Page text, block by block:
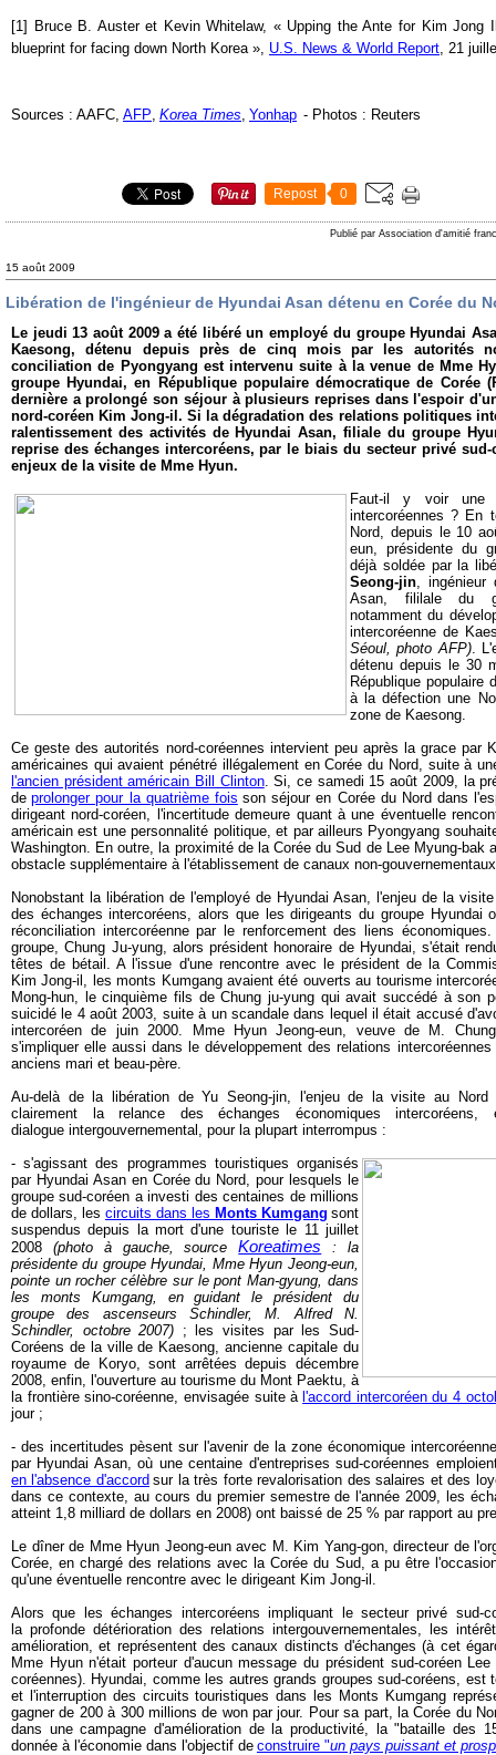
[1] Bruce B. Auster et Kevin Whitelaw, « Upping the Ante for Kim Jong
blueprint for facing down North Korea », U.S. News & World Report, 21
Sources : AAFC, AFP, Korea Times, Yonhap - Photos : Reuters
Repost 0
Publié par Association d'amitié
15 août 2009
Libération de l'ingénieur de Hyundai Asan détenu en Corée du
Le jeudi 13 août 2009 a été libéré un employé du groupe Hyundai
Kaesong, détenu depuis près de cinq mois par les autorités
conciliation de Pyongyang est intervenu suite à la venue de Mme
groupe Hyundai, en République populaire démocratique de Corée
dernière a prolongé son séjour à plusieurs reprises dans l'espoir
nord-coréen Kim Jong-il. Si la dégradation des relations politiques
ralentissement des activités de Hyundai Asan, filiale du groupe
reprise des échanges intercoréens, par le biais du secteur privé
enjeux de la visite de Mme Hyun.
Faut-il y voir une
intercoréennes ? En
Nord, depuis le 10
eun, présidente du
déjà soldée par la
Seong-jin ,
Asan, fililale du
notamment du
intercoréenne de
Séoul, photo AFP).
détenu depuis le 30
République populaire
à la défection une
zone de Kaesong.
Ce geste des autorités nord-coréennes intervient peu après la grace par
américaines qui avaient pénétré illégalement en Corée du Nord, suite à
l'ancien président américain Bill Clinton. Si, ce samedi 15 août 2009, la
de prolonger pour la quatrième fois son séjour en Corée du Nord dans
dirigeant nord-coréen, l'incertitude demeure quant à une éventuelle
américain est une personnalité politique, et par ailleurs Pyongyang
Washington. En outre, la proximité de la Corée du Sud de Lee Myung-bak
obstacle supplémentaire à l'établissement de canaux non-
Nonobstant la libération de l'employé de Hyundai Asan, l'enjeu de la
des échanges intercoréens, alors que les dirigeants du groupe Hyundai
réconciliation intercoréenne par le renforcement des liens
groupe, Chung Ju-yung, alors président honoraire de Hyundai, s'était
têtes de bétail. A l'issue d'une rencontre avec le président de la
Kim Jong-il, les monts Kumgang avaient été ouverts au tourisme
Mong-hun, le cinquième fils de Chung ju-yung qui avait succédé à son
suicidé le 4 août 2003, suite à un scandale dans lequel il était accusé
intercoréen de juin 2000. Mme Hyun Jeong-eun, veuve de M.
s'impliquer elle aussi dans le développement des relations
anciens mari et beau-père.
Au-delà de la libération de Yu Seong-jin, l'enjeu de la visite au Nord
clairement la relance des échanges économiques
dialogue intergouvernemental, pour la plupart interrompus :
- s'agissant des programmes touristiques organisés
par Hyundai Asan en Corée du Nord, pour lesquels le
groupe sud-coréen a investi des centaines de millions
de dollars, les circuits dans les Monts Kumgang sont
suspendus depuis la mort d'une touriste le 11 juillet
2008 (photo à gauche, sourceKoreatimes : la
présidente du groupe Hyundai, Mme Hyun Jeong-eun,
pointe un rocher célèbre sur le pont Man-gyung, dans
les monts Kumgang, en guidant le président du
groupe des ascenseurs Schindler, M. Alfred N.
Schindler, octobre 2007) ; les visites par les Sud-
Coréens de la ville de Kaesong, ancienne capitale du
royaume de Koryo, sont arrêtées depuis décembre
2008, enfin, l'ouverture au tourisme du Mont Paektu, à
la frontière sino-coréenne, envisagée suite à l'accord intercoréen du 4
jour ;
- des incertitudes pèsent sur l'avenir de la zone économique
par Hyundai Asan, où une centaine d'entreprises sud-coréennes
en l'absence d'accord sur la très forte revalorisation des salaires et des
dans ce contexte, au cours du premier semestre de l'année 2009, les
atteint 1,8 milliard de dollars en 2008) ont baissé de 25 % par rapport au
Le dîner de Mme Hyun Jeong-eun avec M. Kim Yang-gon, directeur de
Corée, en chargé des relations avec la Corée du Sud, a pu être
qu'une éventuelle rencontre avec le dirigeant Kim Jong-il.
Alors que les échanges intercoréens impliquant le secteur privé sud-
la profonde détérioration des relations intergouvernementales, les
amélioration, et représentent des canaux distincts d'échanges (à cet
Mme Hyun n'était porteur d'aucun message du président sud-coréen
coréennes). Hyundai, comme les autres grands groupes sud-coréens, est
et l'interruption des circuits touristiques dans les Monts Kumgang
gagner de 200 à 300 millions de won par jour. Pour sa part, la Corée du
dans une campagne d'amélioration de la productivité, la "bataille des
donnée à l'économie dans l'objectif de construire "un pays puissant et